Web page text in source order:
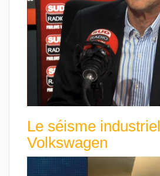
Le séisme industriel
Volkswagen